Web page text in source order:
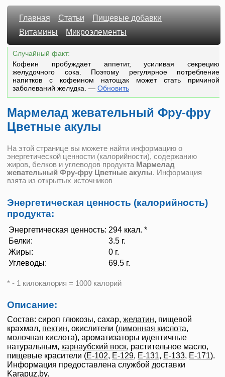
Главная Статьи
Пищевые добавки
Витамины
Микроэлементы
Случайный факт:
Кофеин пробуждает аппетит, усиливая секрецию
желудочного сока. Поэтому регулярное потребление
напитков с кофеином натощак может стать причиной
заболеваний желудка. — Обновить
Мармелад жевательный Фру-фру
Цветные акулы
На этой странице вы можете найти информацию о
энергетической ценности (калорийности), содержанию
жиров, белков и углеводов продукта Мармелад
жевательный Фру-фру Цветные акулы. Информация
взята из открытых источников
Энергетическая ценность (калорийность)
продукта:
Энергетическая ценность: 294 ккал. *
Белки:
3.5 г.
Жиры:
0 г.
Углеводы:
69.5 г.
* - 1 килокалория = 1000 калорий
Описание:
Состав: сироп глюкозы, сахар, желатин, пищевой
крахмал, пектин, окислители (лимонная кислота,
молочная кислота), ароматизаторы идентичные
натуральным, карнаубский воск, растительное масло,
пищевые красители (Е-102, Е-129, Е-131, Е-133, Е-171).
Информация предоставлена службой доставки
Karapuz.by.